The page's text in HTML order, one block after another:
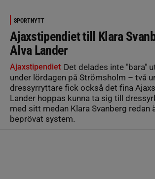
SPORTNYTT
Ajaxstipendiet till Klara
Alva Lander
Ajaxstipendiet Det delades inte "bara"
under lördagen på Strömsholm – två
dressyrryttare fick också det fina
Lander hoppas kunna ta sig till
med sitt medan Klara Svanberg redan
beprövat system.